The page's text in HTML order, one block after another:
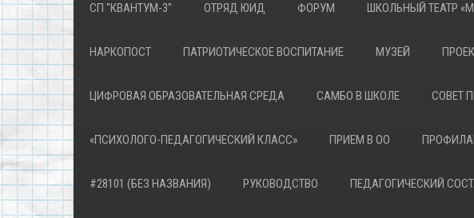
СП "КВАНТУМ-3" ОТРЯД ЮИД ФОРУМ ШКОЛЬНЫЙ ТЕАТР
НАРКОПОСТ ПАТРИОТИЧЕСКОЕ ВОСПИТАНИЕ МУЗЕЙ
ЦИФРОВАЯ ОБРАЗОВАТЕЛЬНАЯ СРЕДА САМБО В ШКОЛЕ СОВЕТ
«ПСИХОЛОГО-ПЕДАГОГИЧЕСКИЙ КЛАСС» ПРИЕМ В ОО
#28101 (БЕЗ НАЗВАНИЯ) РУКОВОДСТВО ПЕДАГОГИЧЕСКИЙ